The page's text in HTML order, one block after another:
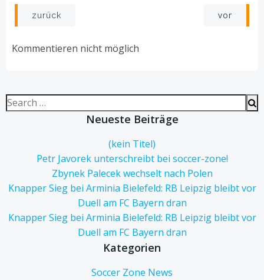
Post
navigation
zurück
navigation
vor
Kommentieren nicht möglich
Search
for:
Neueste Beiträge
(kein Titel)
Petr Javorek unterschreibt bei soccer-zone!
Zbynek Palecek wechselt nach Polen
Knapper Sieg bei Arminia Bielefeld: RB Leipzig bleibt vor
Duell am FC Bayern dran
Knapper Sieg bei Arminia Bielefeld: RB Leipzig bleibt vor
Duell am FC Bayern dran
Kategorien
Soccer Zone News